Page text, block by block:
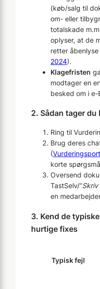
(køb/salg til
om- eller
totalskade
oplyser, at de
retter
2024).
Klagefristen
modtager en
besked om i e-
2. Sådan tager
Ring til
Brug deres
(
korte
Oversend
TastSelv/“Skriv
en
3. Kend de
hurtige fixes
Typisk fejl